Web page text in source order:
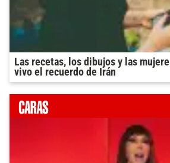
Las recetas, los dibujos y las
vivo el recuerdo de Irán